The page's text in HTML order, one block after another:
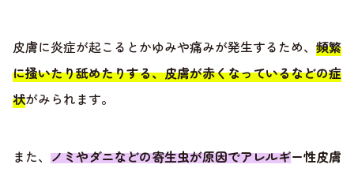
皮膚に炎症が起こるとかゆみや痛みが発生するため、 頻繁
に掻いたり舐めたりする、皮膚が赤くなっているなどの症
状がみられます。
また、 ノミやダニなどの寄生虫が原因でアレルギー性皮膚